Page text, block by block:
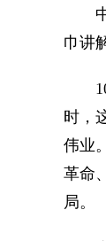
中
巾讲
105
时，
伟业
革命
局。